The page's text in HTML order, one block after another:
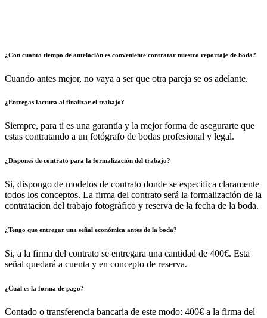
¿Con cuanto tiempo de antelación es conveniente contratar nuestro reportaje de boda?
Cuando antes mejor, no vaya a ser que otra pareja se os adelante.
¿Entregas factura al finalizar el trabajo?
Siempre, para ti es una garantía y la mejor forma de asegurarte que
estas contratando a un fotógrafo de bodas profesional y legal.
¿Dispones de contrato para la formalización del trabajo?
Si, dispongo de modelos de contrato donde se especifica claramente
todos los conceptos. La firma del contrato será la formalización de la
contratación del trabajo fotográfico y reserva de la fecha de la boda.
¿Tengo que entregar una señal económica antes de la boda?
Si, a la firma del contrato se entregara una cantidad de 400€. Esta
señal quedará a cuenta y en concepto de reserva.
¿Cuál es la forma de pago?
Contado o transferencia bancaria de este modo: 400€ a la firma del